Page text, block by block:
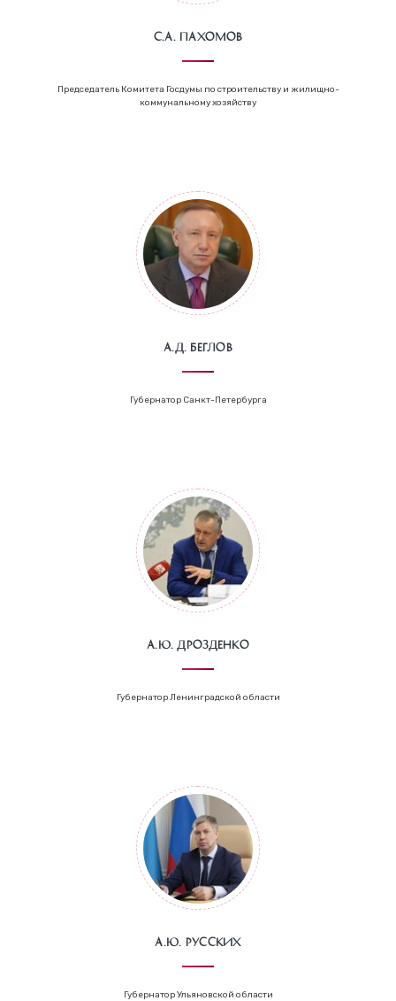
С.А. Пахомов
Председатель Комитета Госдумы по строительству и жилищно-
коммунальному хозяйству
А.Д. Беглов
Губернатор Санкт-Петербурга
А.Ю. Дрозденко
Губернатор Ленинградской области
А.Ю. Русских
Губернатор Ульяновской области